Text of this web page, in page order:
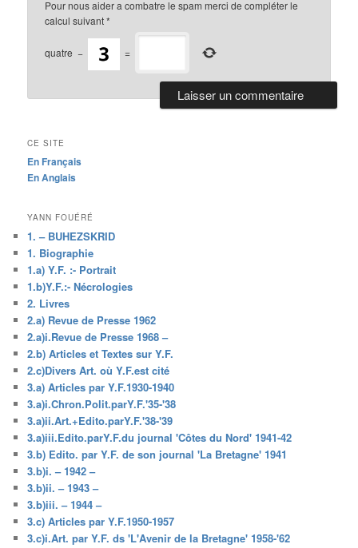
Pour nous aider a combatre le spam merci de compléter le
calcul suivant*
quatre − =
CE SITE
En Français
En Anglais
YANN FOUÉRÉ
1. – BUHEZSKRID
1. Biographie
1.a) Y.F. :- Portrait
1.b)Y.F.:- Nécrologies
2. Livres
2.a) Revue de Presse 1962
2.a)i.Revue de Presse 1968 –
2.b) Articles et Textes sur Y.F.
2.c)Divers Art. où Y.F.est cité
3.a) Articles par Y.F.1930-1940
3.a)i.Chron.Polit.parY.F.'35-'38
3.a)ii.Art.+Edito.parY.F.'38-'39
3.a)iii.Edito.parY.F.du journal 'Côtes du Nord' 1941-42
3.b) Edito. par Y.F. de son journal 'La Bretagne' 1941
3.b)i. – 1942 –
3.b)ii. – 1943 –
3.b)iii. – 1944 –
3.c) Articles par Y.F.1950-1957
3.c)i.Art. par Y.F. ds 'L'Avenir de la Bretagne' 1958-'62